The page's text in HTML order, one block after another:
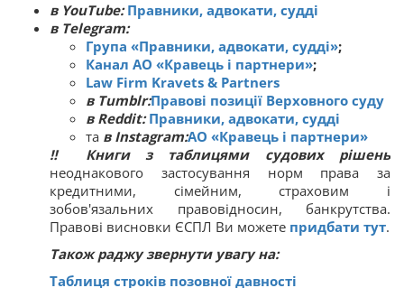
в YouTube:Правники, адвокати, судді
в Telegram:
Група «Правники, адвокати, судді»;
Канал АО «Кравець і партнери»;
Law Firm Kravets & Partners
в Tumblr:Правові позиції Верховного суду
в Reddit:Правники, адвокати, судді
та в Instagram:АО «Кравець і партнери»
‼
Книги з таблицями судових рішень
неоднакового застосування норм права за
кредитними, сімейним, страховим і
зобов'язальних правовідносин, банкрутства.
Правові висновки ЄСПЛ Ви можете придбати тут.
Також раджу звернути увагу на:
Таблиця строків позовної давності